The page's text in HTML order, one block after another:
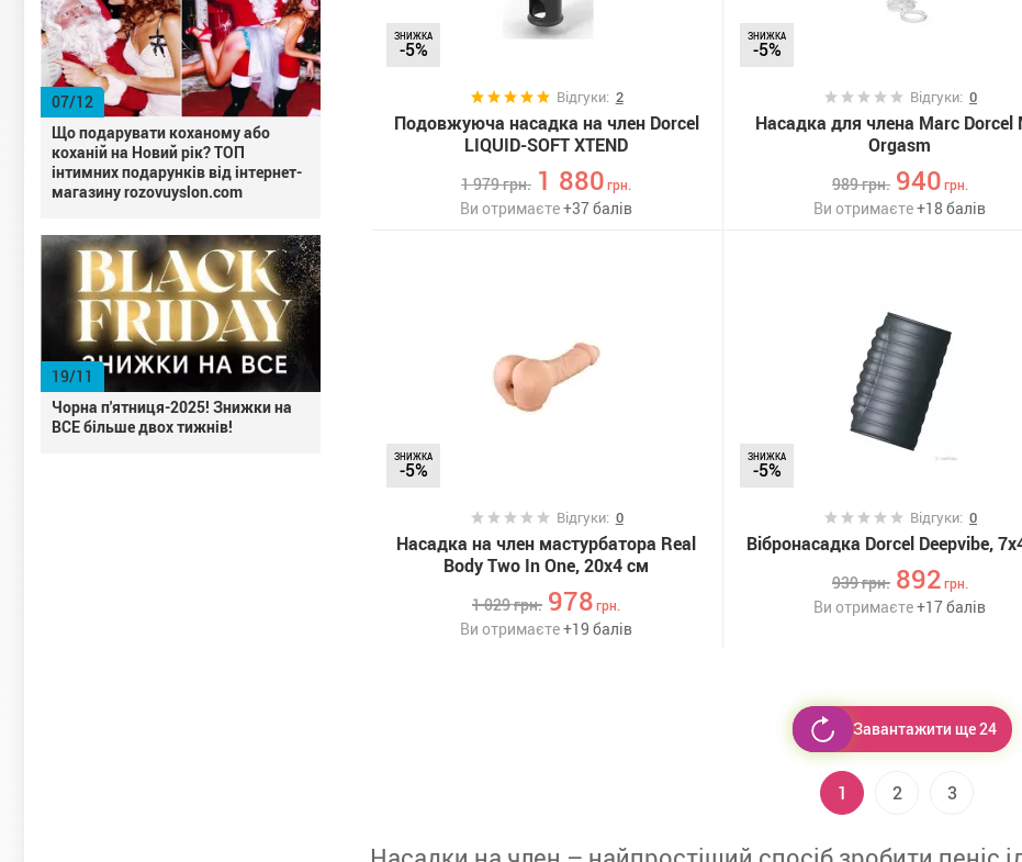
07/12
Що подарувати коханому або
коханій на Новий рік? ТОП
інтимних подарунків від інтернет-
магазину rozovuyslon.com
19/11
Чорна п'ятниця-2025! Знижки на
ВСЕ більше двох тижнів!
ЗНИЖКА
-5%
Відгуки: 2
Подовжуюча насадка на член Dorcel
LIQUID-SOFT XTEND
1 979грн. 1 880 грн.
Ви отримаєте+37балів
ЗНИЖКА
-5%
Відгуки: 0
Насадка для члена Marc Dorcel
Orgasm
989грн. 940грн.
Ви отримаєте+18 балів
ЗНИЖКА
-5%
Відгуки: 0
Насадка на член мастурбатора Real
Body Two In One, 20х4 см
1 029грн. 978 грн.
Ви отримаєте+19 балів
ЗНИЖКА
-5%
Відгуки: 0
Вібронасадка Dorcel Deepvibe,
939грн. 892грн.
Ви отримаєте+17балів
Завантажити ще 24
1 2 3